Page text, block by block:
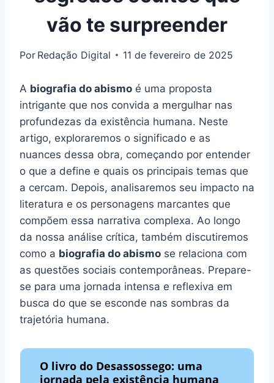
vão te surpreender
Por Redação Digital 11 de fevereiro de 2025
A biografia do abismo é uma proposta
intrigante que nos convida a mergulhar nas
profundezas da existência humana. Neste
artigo, exploraremos o significado e as
nuances dessa obra, começando por entender
o que a define e quais os principais temas que
a cercam. Depois, analisaremos seu impacto na
literatura e os personagens marcantes que
compõem essa narrativa complexa. Ao longo
da nossa análise crítica, também discutiremos
como a biografia do abismo se relaciona com
as questões sociais contemporâneas. Prepare-
se para uma jornada intensa e reflexiva em
busca do que se esconde nas sombras da
trajetória humana.
O livro do Desassossego: uma
jornada pela existência humana